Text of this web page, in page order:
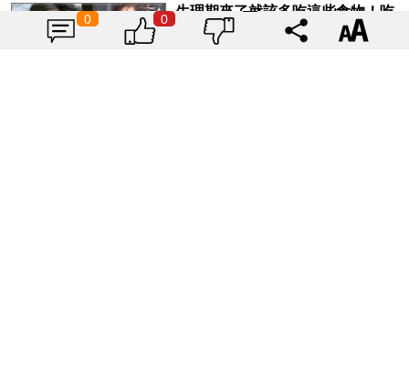
生理期來了就該多吃這些食物！吃
這4種食物和經痛說再見~
0 0